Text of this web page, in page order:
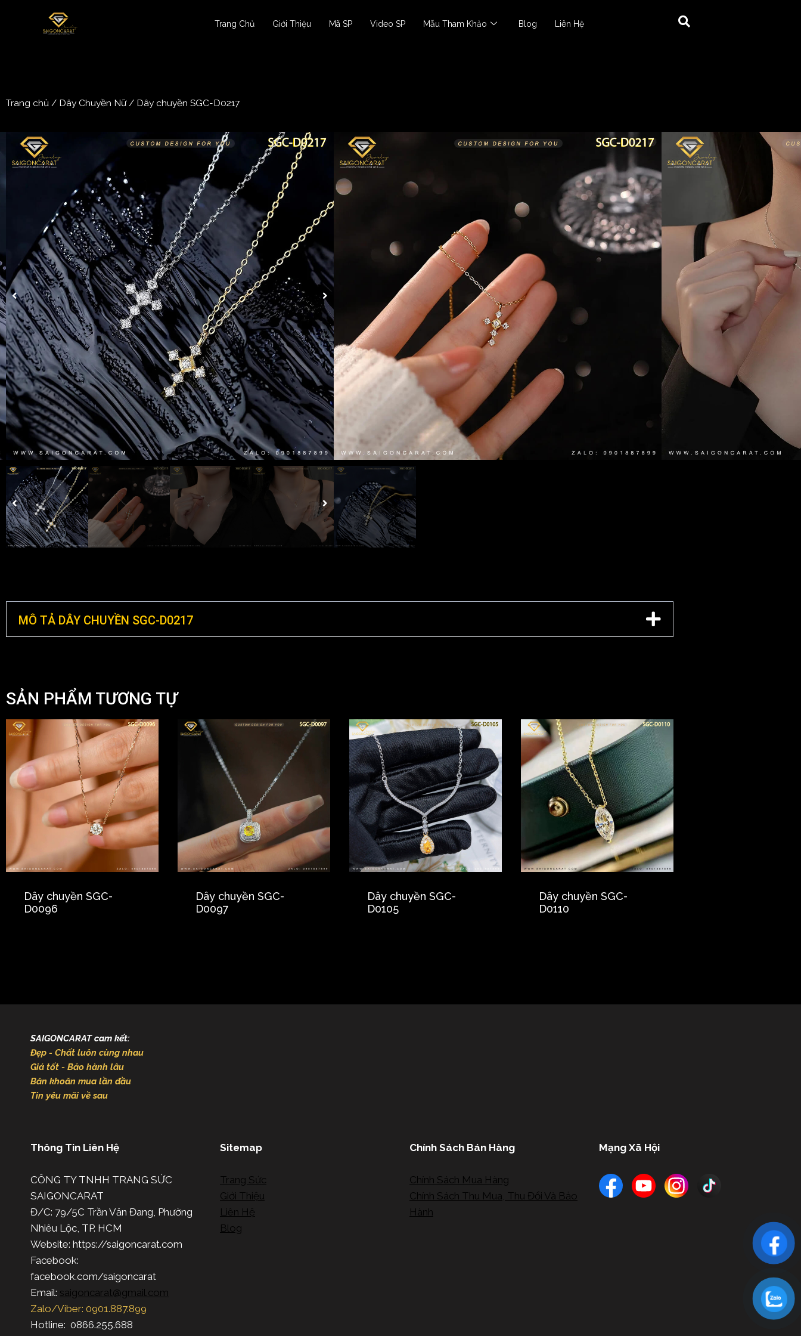
Trang Chủ Giới Thiệu Mã SP Video SP Mẫu Tham Khảo Blog Liên Hệ
Trang chủ / Dây Chuyền Nữ/ Dây chuyền SGC-D0217
Dây Chuyền Nữ
Dây chuyền SGC-D0217
MÔ TẢ DÂY CHUYỀN SGC-D0217
SẢN PHẨM TƯƠNG TỰ
Dây chuyền SGC-
D0096
Dây chuyền SGC-
D0097
Dây chuyền SGC-
D0105
Dây chuyền SGC-
D0110
SAIGONCARAT cam kết:
Đẹp - Chất luôn cùng nhau
Giá tốt - Bảo hành lâu
Băn khoăn mua lần đầu
Tin yêu mãi về sau
Thông Tin Liên Hệ
CÔNG TY TNHH TRANG SỨC
SAIGONCARAT
Đ/C: 79/5C Trần Văn Đang, Phường
Nhiêu Lộc, TP. HCM
Website: https://saigoncarat.com
Facebook:
facebook.com/saigoncarat
Email: saigoncarat@gmail.com
Zalo/Viber: 0901.887.899
Hotline: 0866.255.688
Sitemap
Trang Sức
Giới Thiệu
Liên Hệ
Blog
Chính Sách Bán Hàng
Chính Sách Mua Hàng
Chính Sách Thu Mua, Thu Đổi Và Bảo
Hành
Mạng Xã Hội